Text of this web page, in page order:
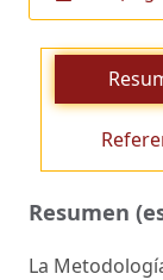
Resumen
La